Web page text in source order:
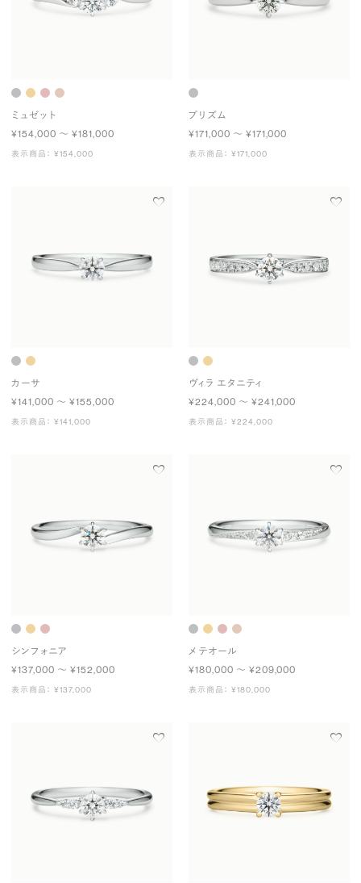
ミュゼット
¥154,000 〜 ¥181,000
表示商品： ¥154,000
プリズム
¥171,000 〜 ¥171,000
表示商品： ¥171,000
カーサ
¥141,000 〜 ¥155,000
表示商品： ¥141,000
ヴィラ エタニティ
¥224,000 〜 ¥241,000
表示商品： ¥224,000
シンフォニア
¥137,000 〜 ¥152,000
表示商品： ¥137,000
メテオール
¥180,000 〜 ¥209,000
表示商品： ¥180,000